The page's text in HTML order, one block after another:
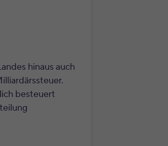
hinaus auch
besteuert